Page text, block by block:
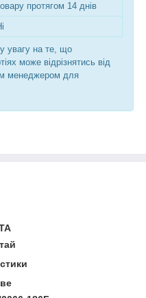
протягом 14 днів
увагу на те, що
може відрізнятись від
менеджером для